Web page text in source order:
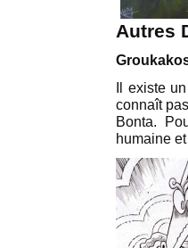
Autres
Il existe
connaît
Bonta.
humaine